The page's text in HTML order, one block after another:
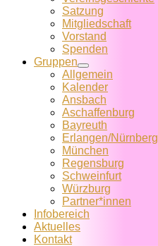
Satzung
Mitglied­schaft
Vorstand
Spenden
Gruppen
Allgemein
Kalender
Ansbach
Aschaffenburg
Bayreuth
Erlangen/Nürnberg
München
Regensburg
Schweinfurt
Würzburg
Partner*innen
Infobereich
Aktuelles
Kontakt